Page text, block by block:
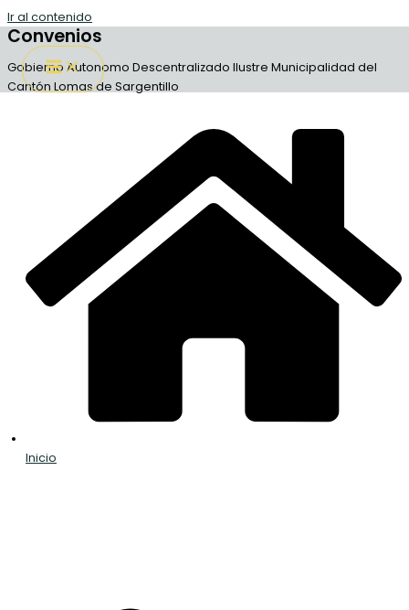
Ir al contenido
Convenios
Gobierno Autonomo Descentralizado Ilustre Municipalidad del
Cantón Lomas de Sargentillo
Inicio